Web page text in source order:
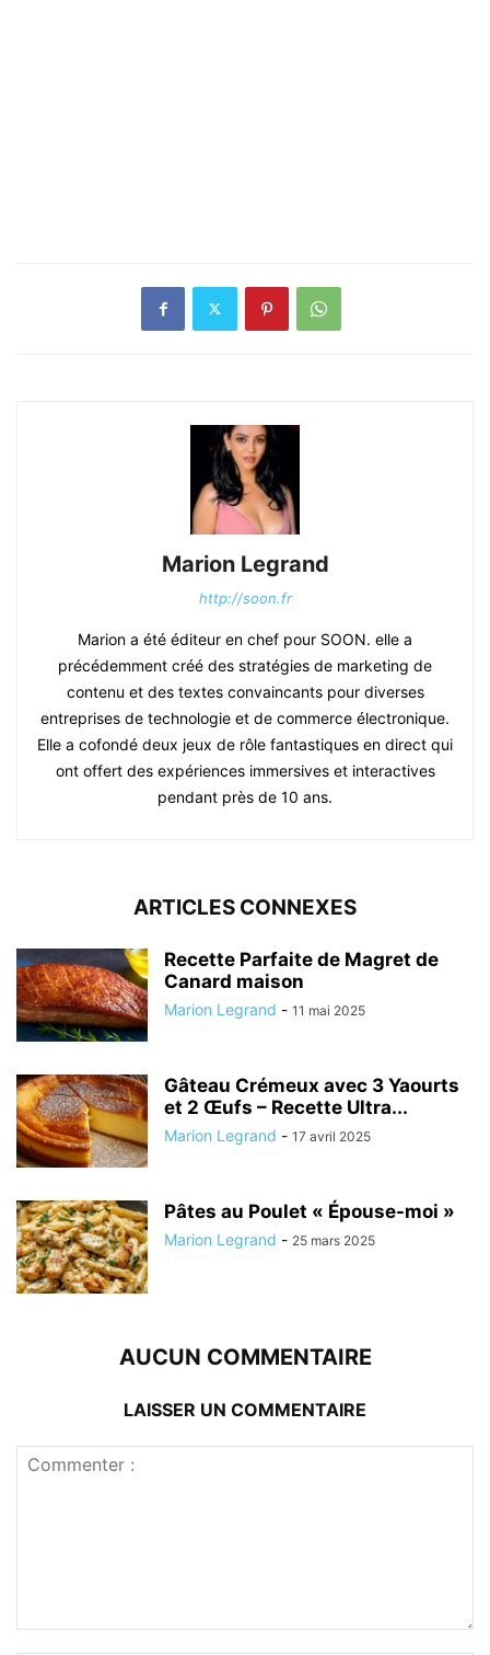
Marion Legrand
http://soon.fr
Marion a été éditeur en chef pour SOON. elle a
précédemment créé des stratégies de marketing de
contenu et des textes convaincants pour diverses
entreprises de technologie et de commerce électronique.
Elle a cofondé deux jeux de rôle fantastiques en direct qui
ont offert des expériences immersives et interactives
pendant près de 10 ans.
ARTICLES CONNEXES
Recette Parfaite de Magret de
Canard maison
Marion Legrand - 11 mai 2025
Gâteau Crémeux avec 3 Yaourts
et 2 Œufs – Recette Ultra...
Marion Legrand - 17 avril 2025
Pâtes au Poulet « Épouse-moi »
Marion Legrand - 25 mars 2025
AUCUN COMMENTAIRE
LAISSER UN COMMENTAIRE